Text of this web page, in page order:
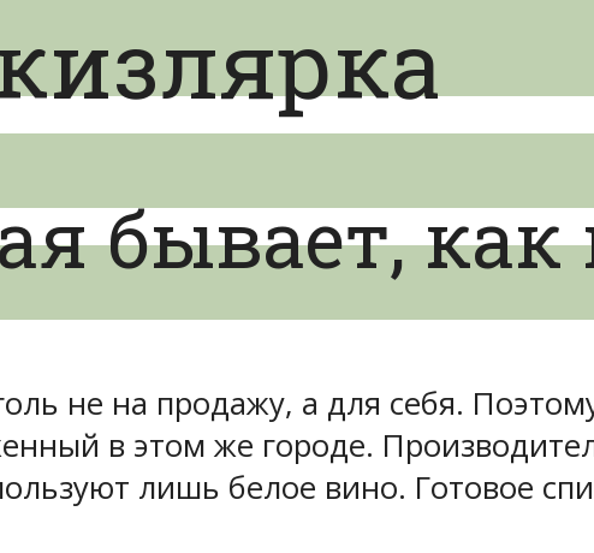
бывает, как
не на продажу, а для себя.
в этом же городе.
лишь белое вино. Готовое